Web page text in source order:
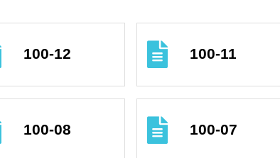
100-12 100-11
100-08 100-07